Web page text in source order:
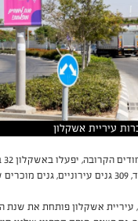
עיריית אשקלון
מיוחד.
עיריית אשקלון פותחת את שנת